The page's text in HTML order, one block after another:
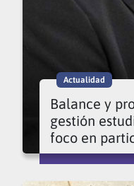
Actualidad
Balance y
gestión
foco en